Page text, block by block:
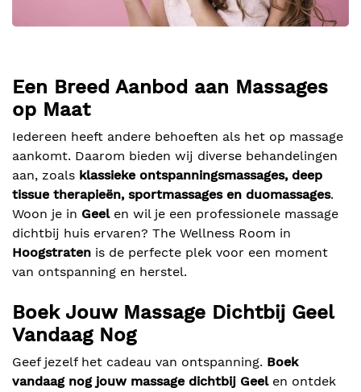
Een Breed Aanbod aan Massages
op Maat
Iedereen heeft andere behoeften als het op massage
aankomt. Daarom bieden wij diverse behandelingen
aan, zoals klassieke ontspanningsmassages, deep
tissue therapieën, sportmassages en duomassages.
Woon je in Geelen wil je een professionele massage
dichtbij huis ervaren? The Wellness Room in
Hoogstraten is de perfecte plek voor een moment
van ontspanning en herstel.
Boek Jouw Massage Dichtbij Geel
Vandaag Nog
Geef jezelf het cadeau van ontspanning. Boek
vandaag nog jouw massage dichtbij Geelen ontdek